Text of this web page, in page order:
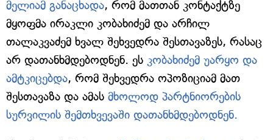
მელიამ განაცხადა, რომ მათთან კონტაქტზე
მყოფმა ირაკლი კობახიძემ და არჩილ
თალაკვაძემ ხვალ შეხვედრა შესთავაზეს, რასაც
არ დათანხმდებოდნენ. ეს კობახიძემ უარყო და
ამტკიცებდა, რომ შეხვედრა ოპოზიციამ მათ
შესთავაზა და ამას მხოლოდ პარტნიორების
სურვილის შემთხვევაში დათანხმდებოდნენ.